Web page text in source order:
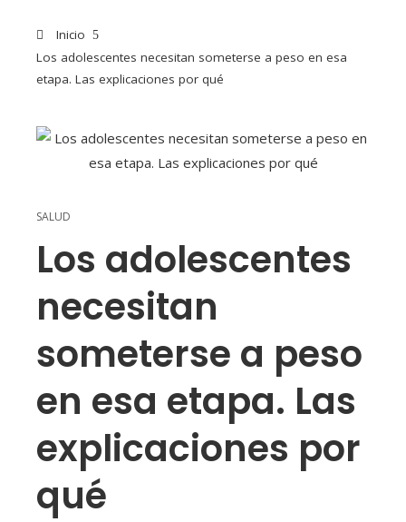
Inicio
Los adolescentes necesitan someterse a peso en esa
etapa. Las explicaciones por qué
SALUD
Los adolescentes
necesitan
someterse a peso
en esa etapa. Las
explicaciones por
qué